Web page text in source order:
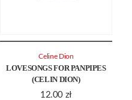
LOVESONGS FOR PANPIPES
(CELIN DION)
12.00 zł
Celine Dion